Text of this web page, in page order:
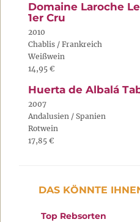
Domaine Laroche
1er Cru
2010
Chablis / Frankreich
Weißwein
14,95 €
Huerta de Albalá
2007
Andalusien / Spanien
Rotwein
17,85 €
DAS KÖNNTE
Top Rebsorten